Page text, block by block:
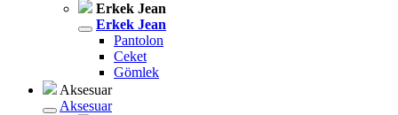
Erkek Jean
Erkek Jean
Pantolon
Ceket
Gömlek
Aksesuar
Aksesuar